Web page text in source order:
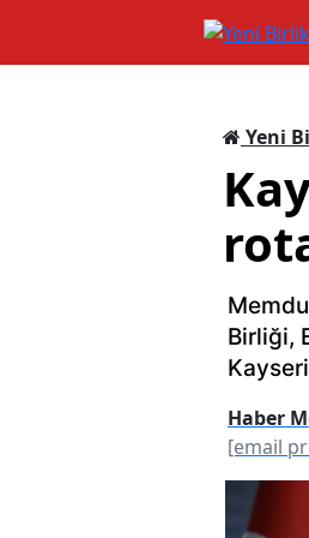
Yeni
Birliği,
Haber
[email